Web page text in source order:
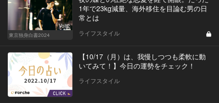
Vol.2
東京独身白書2024
1年で23kg減量、海外移住を目論む男の日
常とは
ライフスタイル
【10/17（月）は、我慢しつつも柔軟に動
いてみて！】今日の運勢をチェック！
ライフスタイル